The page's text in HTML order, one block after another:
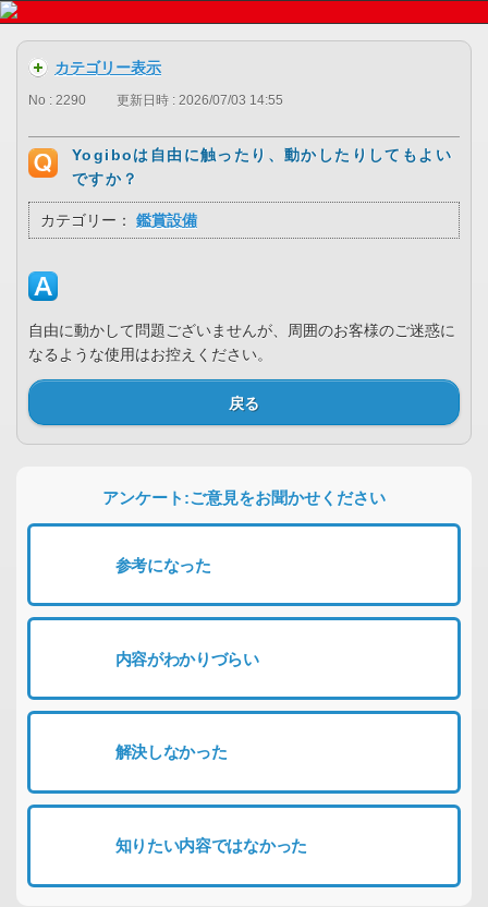
カテゴリー表示
No : 2290 更新日時 : 2026/07/03 14:55
Yogiboは自由に触ったり、動かしたりしてもよい
ですか？
カテゴリー： 鑑賞設備
自由に動かして問題ございませんが、周囲のお客様のご迷惑に
なるような使用はお控えください。
戻る
アンケート:ご意見をお聞かせください
参考になった
内容がわかりづらい
解決しなかった
知りたい内容ではなかった